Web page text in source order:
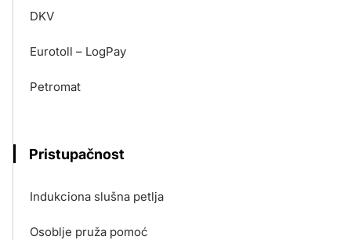
DKV
Eurotoll – LogPay
Petromat
Pristupačnost
Indukciona slušna petlja
Osoblje pruža pomoć